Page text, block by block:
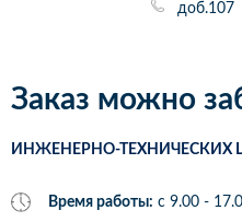
доб.107
Заказ можно
ИНЖЕНЕРНО-ТЕХНИЧЕСКИХ
Время работы: с 9.00 -